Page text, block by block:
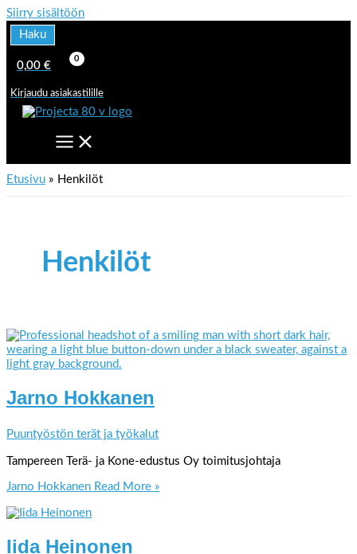
Siirry sisältöön
Haku
0,00 €
Kirjaudu asiakastilille
Etusivu Henkilöt
Henkilöt
Jarno Hokkanen
Puuntyöstön terät ja työkalut
Tampereen Terä- ja Kone-edustus Oy toimitusjohtaja
Jarno Hokkanen Read More »
Iida Heinonen